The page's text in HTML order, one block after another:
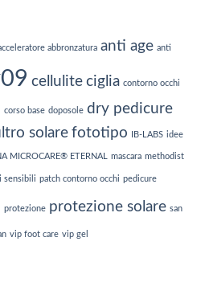
abbronzatura anti age anti
cellulite ciglia contorno occhi
corso base doposole dry pedicure
solare fototipo IB-LABS idee
MICROCARE® ETERNAL mascara methodist
sensibili patch contorno occhi pedicure
protezione protezione solare san
vip foot care vip gel